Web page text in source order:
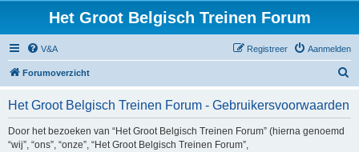
Het Groot Belgisch Treinen Forum
V&A Aanmelden
Registreer
Forumoverzicht
Het Groot Belgisch Treinen Forum - Gebruikersvoorwaarden
Door het bezoeken van “Het Groot Belgisch Treinen Forum” (hierna genoemd
“wij”, “ons”, “onze”, “Het Groot Belgisch Treinen Forum”,